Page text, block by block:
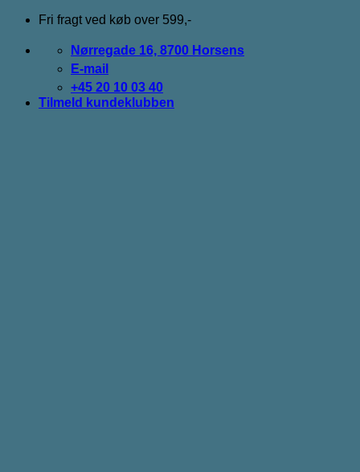
Fortsæt
indhold
Fri fragt ved køb over 599,-
Nørregade 16, 8700 Horsens
E-mail
+45 20 10 03 40
Tilmeld kundeklubben